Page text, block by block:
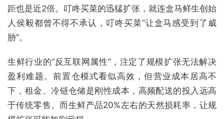
距也是近2倍。叮咚买菜的迅猛扩张，就连盒马鲜生创始
人侯毅都曾不得不承认，叮咚买菜“让盒马感受到了威
胁”。
生鲜行业的“反互联网属性”，注定了规模扩张无法解决
盈利难题。前置仓模式看似高效，但营业成本居高不
下，租金、冷链仓储是刚性成本，高频配送的投入远高
于传统零售。而生鲜产品20%左右的天然损耗率，让规